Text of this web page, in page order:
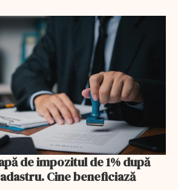
de impozitul de 1% după
Cine beneficiază